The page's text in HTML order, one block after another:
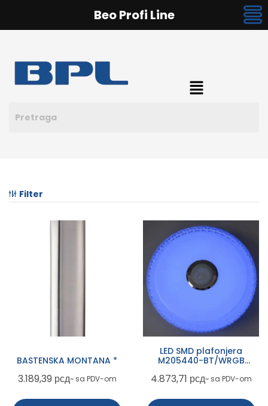
Filter
BASTENSKA MONTANA *
3.189,39 рсд~ sa PDV-om
LED SMD plafonjera
M205440-BT/WRGB
zvucnikom 5W, bluetooth,
4.873,71 рсд~ sa PDV-om
Beo Profi Line